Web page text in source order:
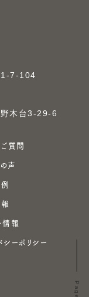
7-104
木台3-29-6
ご質問
声
情報
シーポリシー